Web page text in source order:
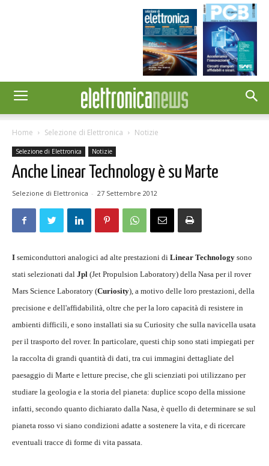
Home Selezione di Elettronica Notizie
Selezione di Elettronica Notizie
Anche Linear Technology è su Marte
Selezione di Elettronica - 27 Settembre 2012
I semiconduttori analogici ad alte prestazioni di Linear Technology sono
stati selezionati dal Jpl (Jet Propulsion Laboratory) della Nasa per il rover
Mars Science Laboratory (Curiosity), a motivo delle loro prestazioni, della
precisione e dell'affidabilità, oltre che per la loro capacità di resistere in
ambienti difficili, e sono installati sia su Curiosity che sulla navicella usata
per il trasporto del rover. In particolare, questi chip sono stati impiegati per
la raccolta di grandi quantità di dati, tra cui immagini dettagliate del
paesaggio di Marte e letture precise, che gli scienziati poi utilizzano per
studiare la geologia e la storia del pianeta: duplice scopo della missione
infatti, secondo quanto dichiarato dalla Nasa, è quello di determinare se sul
pianeta rosso vi siano condizioni adatte a sostenere la vita, e di ricercare
eventuali tracce di forme di vita passata.